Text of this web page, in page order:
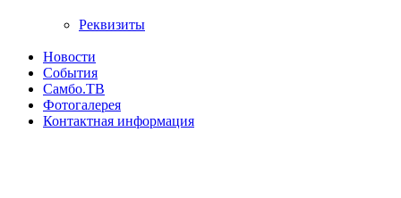
Реквизиты
Новости
События
Самбо.ТВ
Фотогалерея
Контактная информация